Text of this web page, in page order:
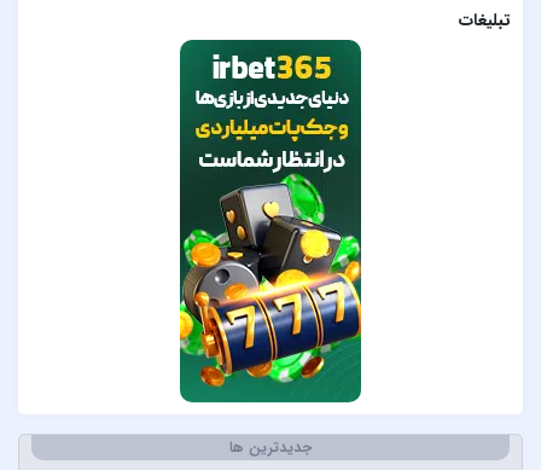
Måneskin
آرتا و آرون
تبلیغات
جدیدترین ها